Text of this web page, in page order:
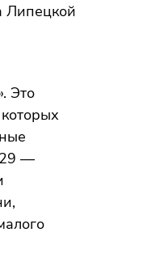
Липецкой
Это
29 —